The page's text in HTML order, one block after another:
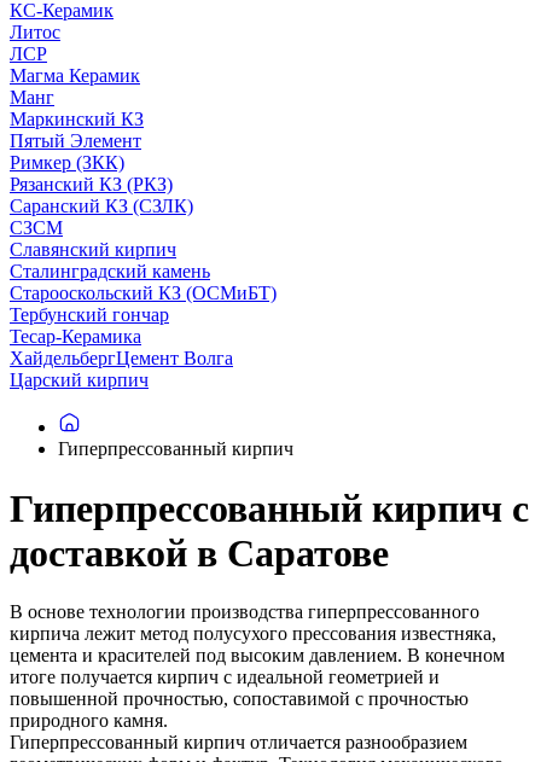
КС-Керамик
Литос
ЛСР
Магма Керамик
Манг
Маркинский КЗ
Пятый Элемент
Римкер (ЗКК)
Рязанский КЗ (РКЗ)
Саранский КЗ (СЗЛК)
СЗСМ
Славянский кирпич
Сталинградский камень
Старооскольский КЗ (ОСМиБТ)
Тербунский гончар
Тесар-Керамика
ХайдельбергЦемент Волга
Царский кирпич
Гиперпрессованный кирпич
Гиперпрессованный кирпич с
доставкой в Саратове
В основе технологии производства гиперпрессованного
кирпича лежит метод полусухого прессования известняка,
цемента и красителей под высоким давлением. В конечном
итоге получается кирпич с идеальной геометрией и
повышенной прочностью, сопоставимой с прочностью
природного камня.
Гиперпрессованный кирпич отличается разнообразием